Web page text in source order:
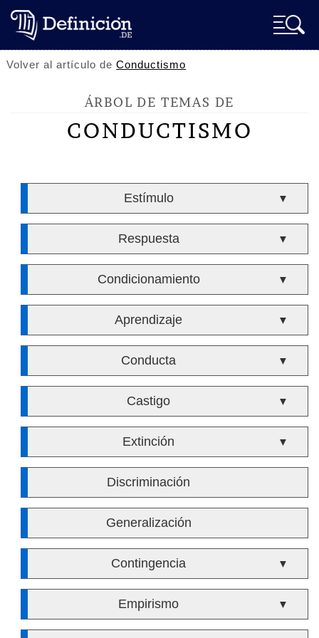
Volver al artículo deConductismo
ÁRBOL DE TEMAS DE
CONDUCTISMO
Estímulo ▼
Respuesta ▼
Condicionamiento ▼
Aprendizaje ▼
Conducta ▼
Castigo ▼
Extinción ▼
Discriminación
Generalización
Contingencia ▼
Empirismo ▼